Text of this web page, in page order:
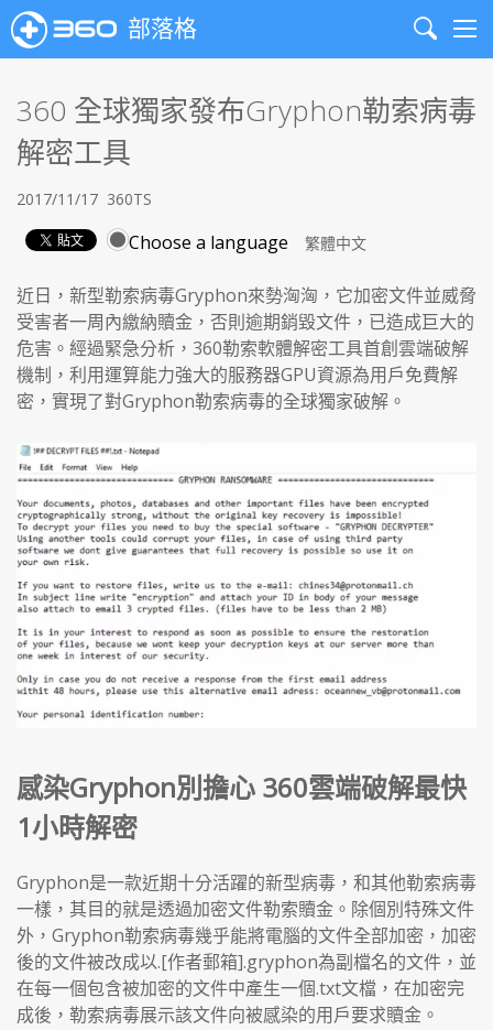
部落格
Search
360 全球獨家發布Gryphon勒索病毒
解密工具
2017/11/17 360TS
Choose a language
近日，新型勒索病毒Gryphon來勢洶洶，它加密文件並威脅
受害者一周內繳納贖金，否則逾期銷毀文件，已造成巨大的
危害。經過緊急分析，360勒索軟體解密工具首創雲端破解
機制，利用運算能力強大的服務器GPU資源為用戶免費解
密，實現了對Gryphon勒索病毒的全球獨家破解。
感染Gryphon別擔心 360雲端破解最快
1小時解密
Gryphon是一款近期十分活躍的新型病毒，和其他勒索病毒
一樣，其目的就是透過加密文件勒索贖金。除個別特殊文件
外，Gryphon勒索病毒幾乎能將電腦的文件全部加密，加密
後的文件被改成以.[作者郵箱].gryphon為副檔名的文件，並
在每一個包含被加密的文件中產生一個.txt文檔，在加密完
成後，勒索病毒展示該文件向被感染的用戶要求贖金。